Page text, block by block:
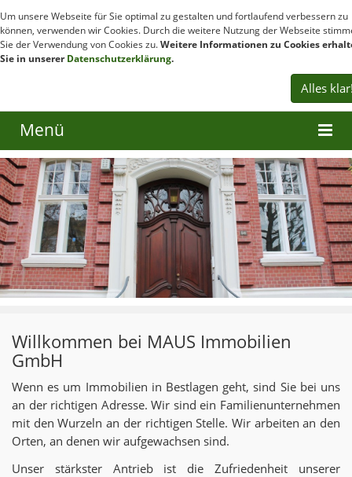
Menü
Willkommen bei MAUS Immobilien
GmbH
Wenn es um Immobilien in Bestlagen geht, sind Sie bei uns
an der richtigen Adresse. Wir sind ein Familienunternehmen
mit den Wurzeln an der richtigen Stelle. Wir arbeiten an den
Orten, an denen wir aufgewachsen sind.
Unser stärkster Antrieb ist die Zufriedenheit unserer
Um unsere Webseite für Sie optimal zu gestalten und fortlaufend verbessern zu
können, verwenden wir Cookies. Durch die weitere Nutzung der Webseite
Sie der Verwendung von Cookies zu.Weitere Informationen zu Cookies
Sie in unsererDatenschutzerklärung.
Alles